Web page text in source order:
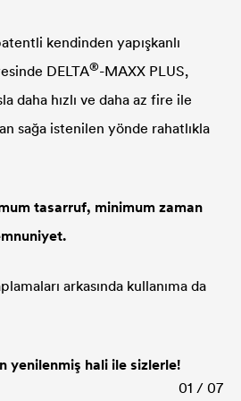
kendinden yapışkanlı
DELTA®-MAXX PLUS,
daha hızlı ve daha az fire ile
sağa istenilen yönde rahatlıkla
tasarruf, minimum zaman
arkasında kullanıma da
yenilenmiş hali ile sizlerle!
01 / 07